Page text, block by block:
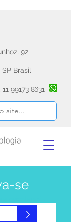
92
Brasil
11 99173 8631
se
>